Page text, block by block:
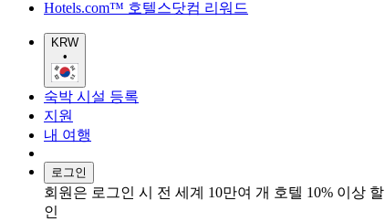
Hotels.com™ 호텔스닷컴 리워드
KRW
•
숙박 시설 등록
지원
내 여행
로그인
회원은 로그인 시 전 세계 10만여 개 호텔 10% 이상 할
인